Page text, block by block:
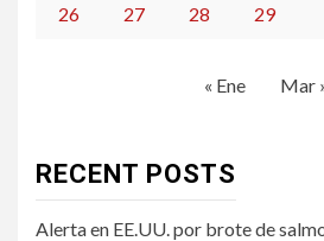
26 27 28 29
« Ene Mar
RECENT POSTS
Alerta en EE.UU. por brote de